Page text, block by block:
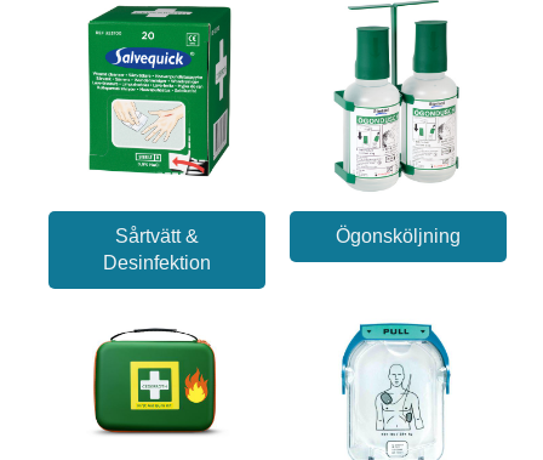
Sårtvätt &
Desinfektion
Ögonsköljning